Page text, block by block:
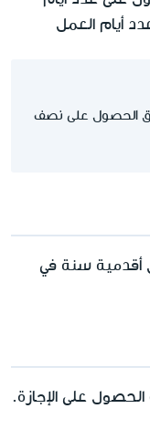
أيام العمل
الحصول على نصف
أقدمية سنة في
على الإجازة.